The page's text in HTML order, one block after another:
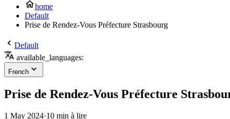
home
Default
Prise de Rendez-Vous Préfecture Strasbourg
Default
available_languages:
French
Prise de Rendez-Vous Préfecture
1 May 2024·10 min à lire